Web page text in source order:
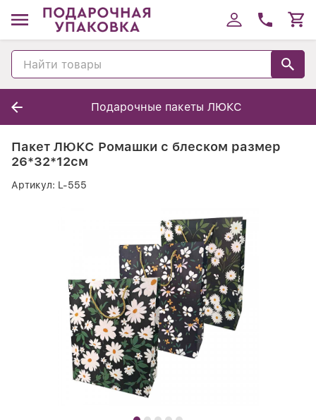
Подарочные пакеты ЛЮКС
Пакет ЛЮКС Ромашки с блеском размер
26*32*12см
Артикул: L-555